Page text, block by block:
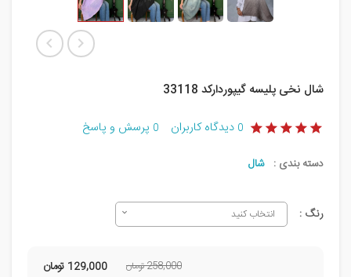
شال نخی پلیسه گیپوردارکد 33118
0 دیدگاه کاربران 0 پرسش و پاسخ
دسته بندی : شال
رنگ : انتخاب کنید
258,000 تومان 129,000 تومان